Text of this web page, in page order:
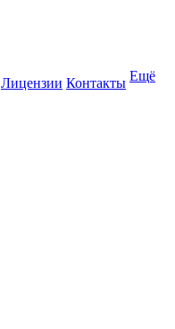
Лицензии Контакты Ещё